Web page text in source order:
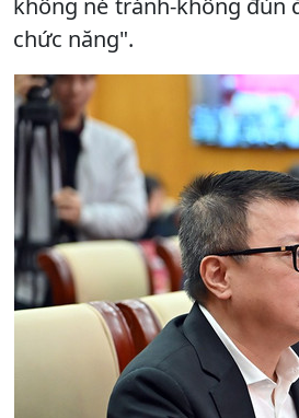
không né tránh-không đùn
chức năng".